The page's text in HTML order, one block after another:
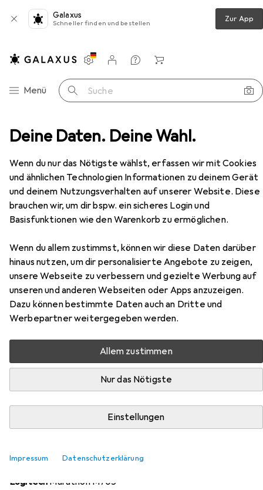
Deine Daten. Deine Wahl.
Wenn du nur das Nötigste wählst, erfassen wir mit Cookies
und ähnlichen Technologien Informationen zu deinem Gerät
und deinem Nutzungsverhalten auf unserer Website. Diese
brauchen wir, um dir bspw. ein sicheres Login und
Basisfunktionen wie den Warenkorb zu ermöglichen.
Wenn du allem zustimmst, können wir diese Daten darüber
hinaus nutzen, um dir personalisierte Angebote zu zeigen,
unsere Webseite zu verbessern und gezielte Werbung auf
unseren und anderen Webseiten oder Apps anzuzeigen.
Dazu können bestimmte Daten auch an Dritte und
Werbepartner weitergegeben werden.
Allem zustimmen
Nur das Nötigste
Einstellungen
Impressum Datenschutzerklärung
Galaxus
Schneller finden und bestellen Zur App
Navigation nach Kategorien
Menü Suche
Einstellungen
Kundenkonto
Vergleichslisten
Merklisten
Warenkorb
Displays Monitor Philips 242S1AE/00
EUR
109,90
Philips242S1AE/00
1920 x 1080 Pixel, 23.80"
Zubehör für Philips 242S1AE/00
Hier findest du passendes Zubehör zum Produkt Philips
242S1AE/00 aus den Kategorien Maus, Webcam und
Videokabel.
Webcam
Produktliste
Maus
Logitech Marathon M705